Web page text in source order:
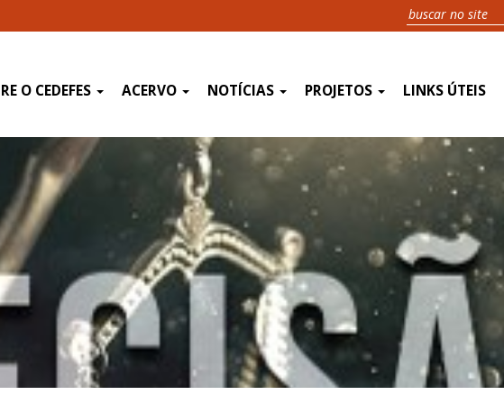
O CEDEFES ACERVO NOTÍCIAS PROJETOS LINKS ÚTEIS